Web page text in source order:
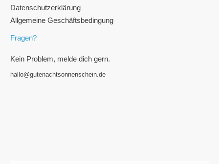
Datenschutzerklärung
Allgemeine Geschäftsbedingung
Fragen?
Kein Problem, melde dich gern.
hallo@gutenachtsonnenschein.de